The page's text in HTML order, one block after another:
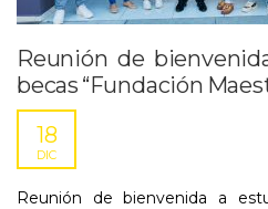
Reunión de
becas “Fundación
18
DIC
Reunión de bienvenida a